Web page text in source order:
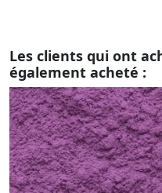
Les clients qui ont
également acheté :